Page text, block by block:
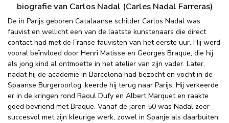
biografie van Carlos Nadal (Carles Nadal Farreras)
De in Parijs geboren Catalaanse schilder Carlos Nadal was
fauvist en wellicht een van de laatste kunstenaars die direct
contact had met de Franse fauvisten van het eerste uur. Hij werd
vooral beïnvloed door Henri Matisse en Georges Braque, die hij
als jong kind al ontmoette in het atelier van zijn vader. Later,
nadat hij de academie in Barcelona had bezocht en vocht in de
Spaanse Burgeroorlog, keerde hij terug naar Parijs. Hij verkeerde
er in de kringen rond Raoul Dufy en Albert Marquet en raakte
goed bevriend met Braque. Vanaf de jaren 50 was Nadal zeer
succesvol met zijn kleurige werk, zowel in Spanje als daarbuiten.